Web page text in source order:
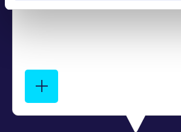
dans les villes jumelles.